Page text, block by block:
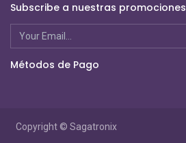
Subscribe a nuestras promociones
Métodos de Pago
Copyright © Sagatronix